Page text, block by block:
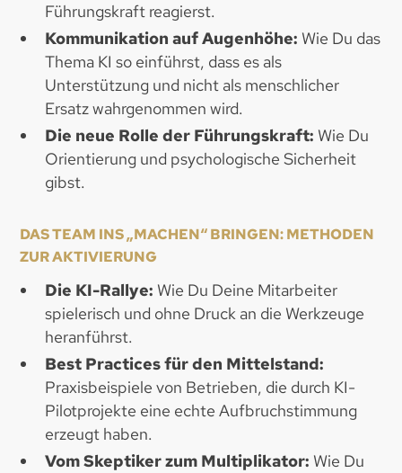
Führungskraft reagierst.
Kommunikation auf Augenhöhe: Wie Du das
Thema KI so einführst, dass es als
Unterstützung und nicht als menschlicher
Ersatz wahrgenommen wird.
Die neue Rolle der Führungskraft: Wie Du
Orientierung und psychologische Sicherheit
gibst.
DAS TEAM INS „MACHEN“ BRINGEN: METHODEN
ZUR AKTIVIERUNG
Die KI-Rallye: Wie Du Deine Mitarbeiter
spielerisch und ohne Druck an die Werkzeuge
heranführst.
Best Practices für den Mittelstand:
Praxisbeispiele von Betrieben, die durch KI-
Pilotprojekte eine echte Aufbruchstimmung
erzeugt haben.
Vom Skeptiker zum Multiplikator: Wie Du